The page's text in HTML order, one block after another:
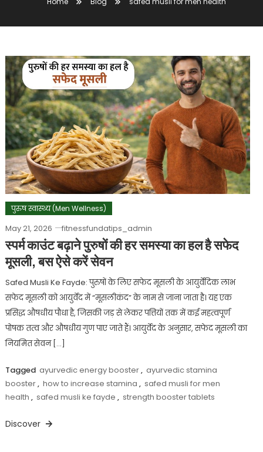
पुरुष स्वास्थ्य (Men Wellness)
May 21, 2026 fitnessfundatips_admin
स्पर्म काउंट बढ़ाने पुरुषों की हर समस्या का हल है सफेद
मूसली, बस ऐसे करें सेवन
Safed Musli Ke Fayde: पुरुषों के लिए सफेद मूसली के आयुर्वेदिक लाभ
सफेद मूसली को आयुर्वेद में “मूसलीकंद” के नाम से जाना जाता है। यह एक
प्रसिद्ध औषधीय पौधा है, जिसकी जड़ से लेकर पत्तियों तक में कई महत्वपूर्ण
पोषक तत्व और औषधीय गुण पाए जाते हैं। आयुर्वेद के अनुसार, सफेद मूसली का
नियमित सेवन […]
Tagged ayurvedic energy booster, ayurvedic stamina
booster, how to increase stamina , safed musli for men
health , safed musli ke fayde , strength booster tablets
Discover